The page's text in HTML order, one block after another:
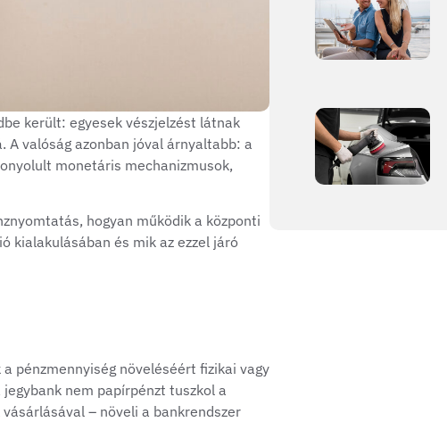
került: egyesek vészjelzést látnak
A valóság azonban jóval árnyaltabb: a
monetáris mechanizmusok,
hogyan működik a központi
kialakulásában és mik az ezzel járó
pénzmennyiség növeléséért fizikai vagy
nem papírpénzt tuszkol a
– növeli a bankrendszer